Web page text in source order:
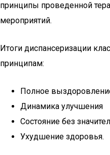
принципы проведенной
мероприятий.
Итоги диспансеризации
принципам:
Полное
Динамика улучшения
Состояние без
Ухудшение здоровья.